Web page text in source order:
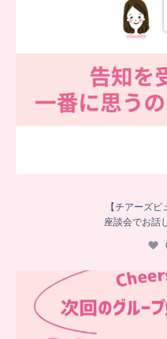
【チアーズビ
座談会でお話
グル